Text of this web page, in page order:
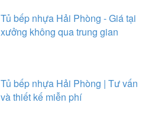
Tủ bếp nhựa Hải Phòng - Giá tại
xưởng không qua trung gian
Tủ bếp nhựa Hải Phòng | Tư vấn
và thiết kế miễn phí